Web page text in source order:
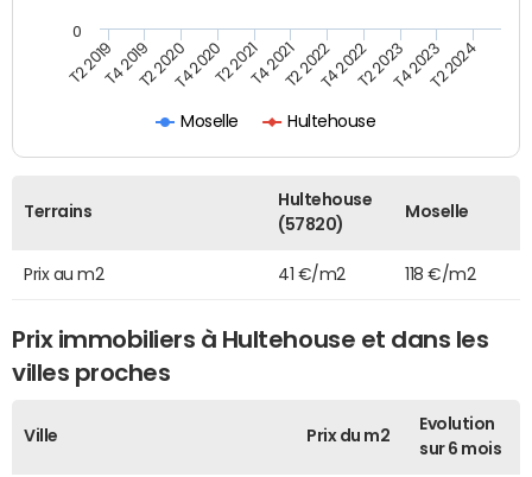
Moselle Hultehouse
T2 2019T4 2019T2 2020T4 2020T2 2021T4 2021T2 2022T4 2022T2 2023T4 2023T2 2024
0
Terrains
Hultehouse
(57820)
Moselle
Prix au m2 41 €/m2 118 €/m2
Prix immobiliers à Hultehouse et dans les
villes proches
Ville Prix du m2
Evolution
sur 6 mois